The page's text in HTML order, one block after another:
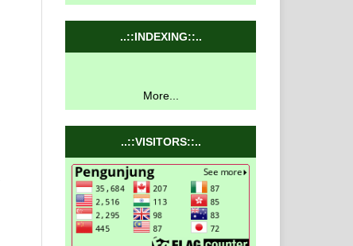
..::INDEXING::..
More...
..::VISITORS::..